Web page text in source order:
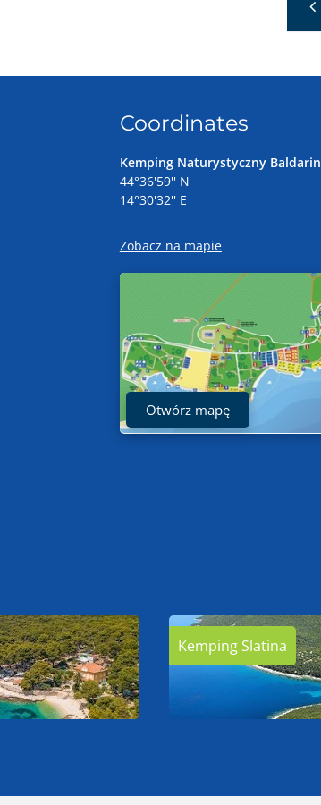
Coordinates
Kemping Naturystyczny Baldarin
44°36'59'' N
14°30'32'' E
Zobacz na mapie
Otwórz mapę
Kemping Slatina